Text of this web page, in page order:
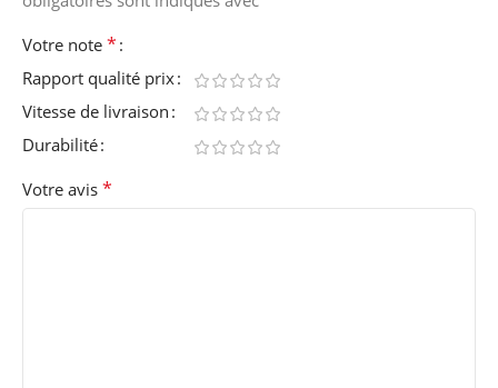
Votre note *
Rapport qualité prix
Vitesse de livraison
Durabilité
Votre avis *